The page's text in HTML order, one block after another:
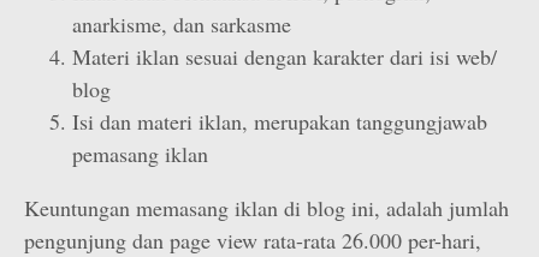
anarkisme, dan sarkasme
Materi iklan sesuai dengan karakter dari isi web/
blog
Isi dan materi iklan, merupakan tanggungjawab
pemasang iklan
Keuntungan memasang iklan di blog ini, adalah jumlah
pengunjung dan page view rata-rata 26.000 per-hari,